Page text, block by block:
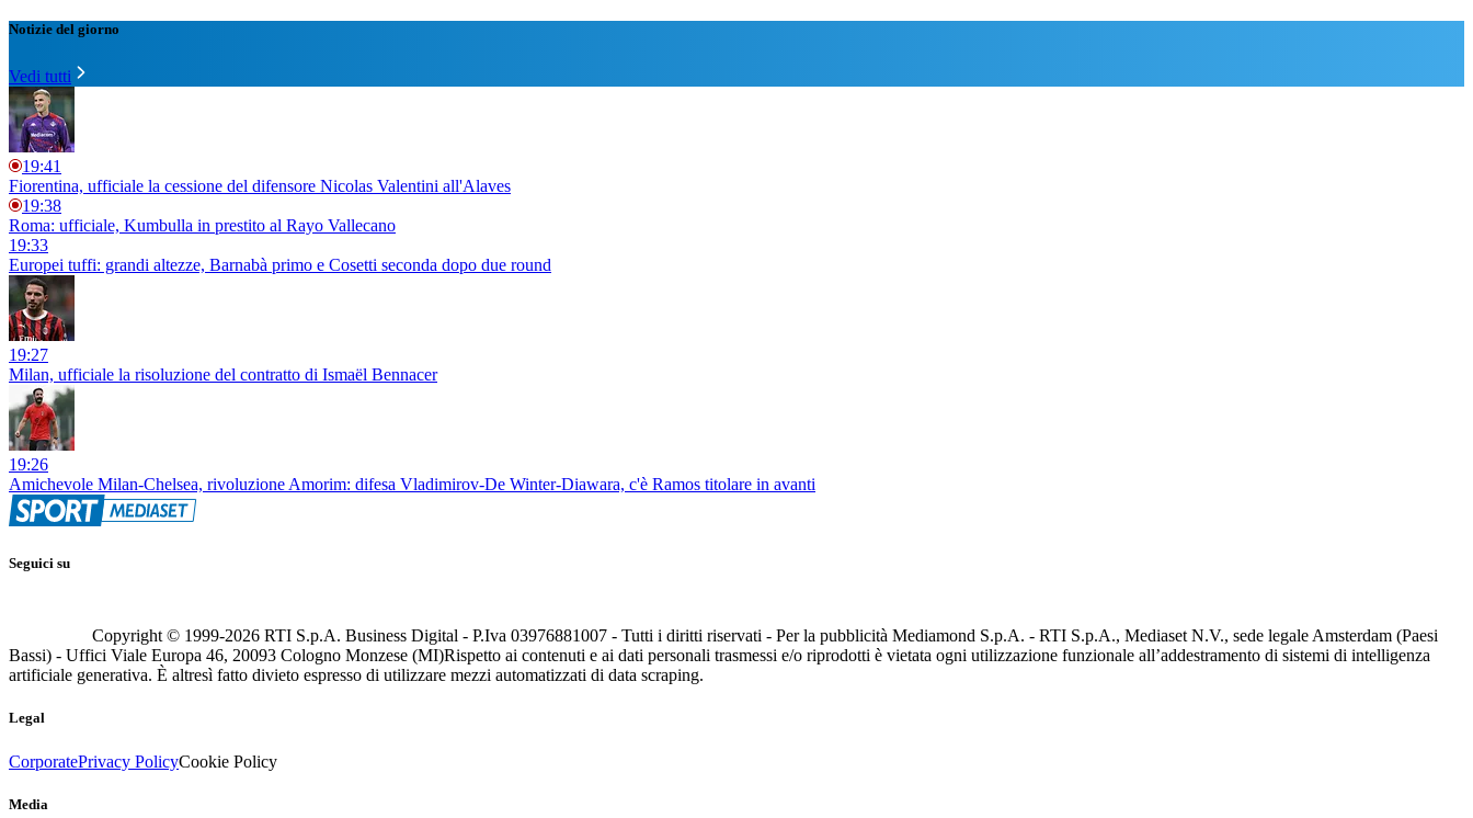
Notizie del giorno
Vedi tutti
19:41
Fiorentina, ufficiale la cessione del difensore Nicolas Valentini all'Alaves
19:38
Roma: ufficiale, Kumbulla in prestito al Rayo Vallecano
19:33
Europei tuffi: grandi altezze, Barnabà primo e Cosetti seconda dopo due round
19:27
Milan, ufficiale la risoluzione del contratto di Ismaël Bennacer
19:26
Amichevole Milan-Chelsea, rivoluzione Amorim: difesa Vladimirov-De Winter-Diawara, c'è Ramos titolare in avanti
Seguici su
Copyright © 1999-2026 RTI S.p.A. Business Digital - P.Iva 03976881007 - Tutti i diritti riservati - Per la pubblicità Mediamond S.p.A. - RTI S.p.A., Mediaset N.V., sede legale Amsterdam (Paesi
Bassi) - Uffici Viale Europa 46, 20093 Cologno Monzese (MI)Rispetto ai contenuti e ai dati personali trasmessi e/o riprodotti è vietata ogni utilizzazione funzionale all’addestramento di sistemi di intelligenza
artificiale generativa. È altresì fatto divieto espresso di utilizzare mezzi automatizzati di data scraping.
Legal
CorporatePrivacy PolicyCookie Policy
Media